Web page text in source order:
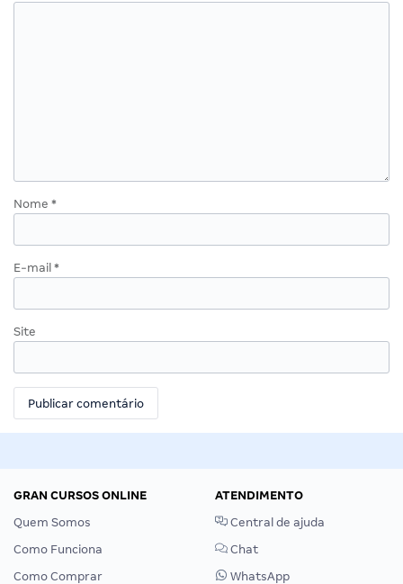
Nome *
E-mail *
Site
GRAN CURSOS ONLINE
Quem Somos
Como Funciona
Como Comprar
ATENDIMENTO
Central de ajuda
Chat
WhatsApp